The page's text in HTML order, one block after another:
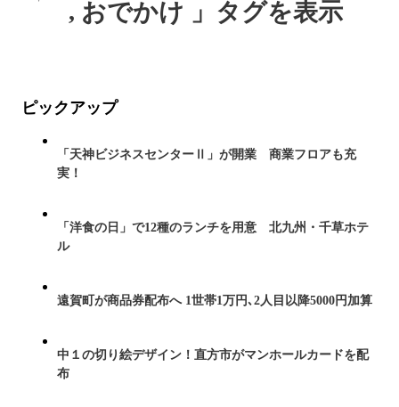
, おでかけ 」タグを表示
ピックアップ
「天神ビジネスセンターⅡ」が開業 商業フロアも充
実！
「洋食の日」で12種のランチを用意 北九州・千草ホテ
ル
遠賀町が商品券配布へ 1世帯1万円､2人目以降5000円加算
中１の切り絵デザイン！直方市がマンホールカードを配
布